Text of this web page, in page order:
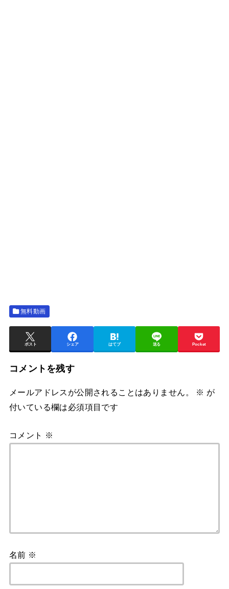
無料動画
ポスト シェア はてブ 送る Pocket
コメントを残す
メールアドレスが公開されることはありません。 ※ が
付いている欄は必須項目です
コメント ※
名前 ※